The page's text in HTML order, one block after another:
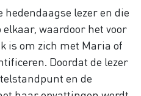
hedendaagse lezer en die
waardoor het voor
is om zich met Maria of
Doordat de lezer
en de